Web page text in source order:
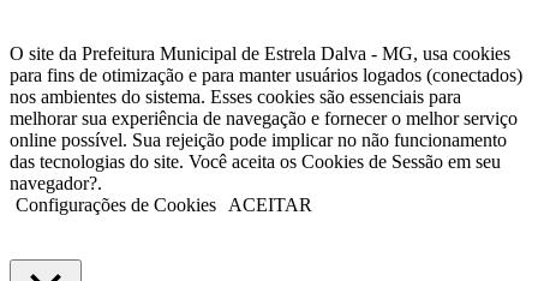
O site da Prefeitura Municipal de Estrela Dalva - MG, usa cookies
para fins de otimização e para manter usuários logados (conectados)
nos ambientes do sistema. Esses cookies são essenciais para
melhorar sua experiência de navegação e fornecer o melhor serviço
online possível. Sua rejeição pode implicar no não funcionamento
das tecnologias do site. Você aceita os Cookies de Sessão em seu
navegador?.
Configurações de Cookies
ACEITAR